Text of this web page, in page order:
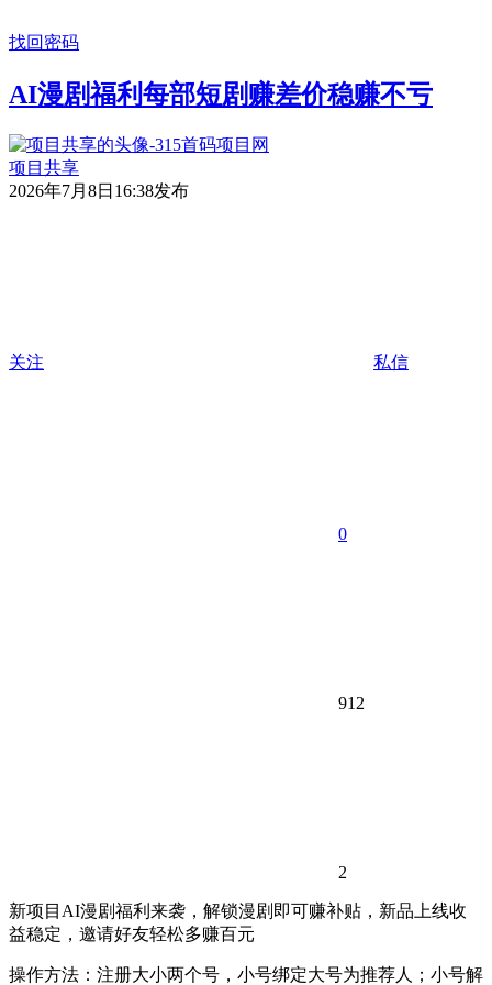
找回密码
AI漫剧福利每部短剧赚差价稳赚不亏
项目共享
2026年7月8日16:38发布
关注 私信
0
912
2
新项目AI漫剧福利来袭，解锁漫剧即可赚补贴，新品上线收
益稳定，邀请好友轻松多赚百元
操作方法：注册大小两个号，小号绑定大号为推荐人；小号解